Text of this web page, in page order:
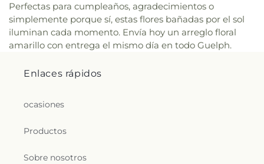
Perfectas para cumpleaños, agradecimientos o
simplemente porque sí, estas flores bañadas por el sol
iluminan cada momento. Envía hoy un arreglo floral
amarillo con entrega el mismo día en todo Guelph.
Enlaces rápidos
ocasiones
Productos
Sobre nosotros